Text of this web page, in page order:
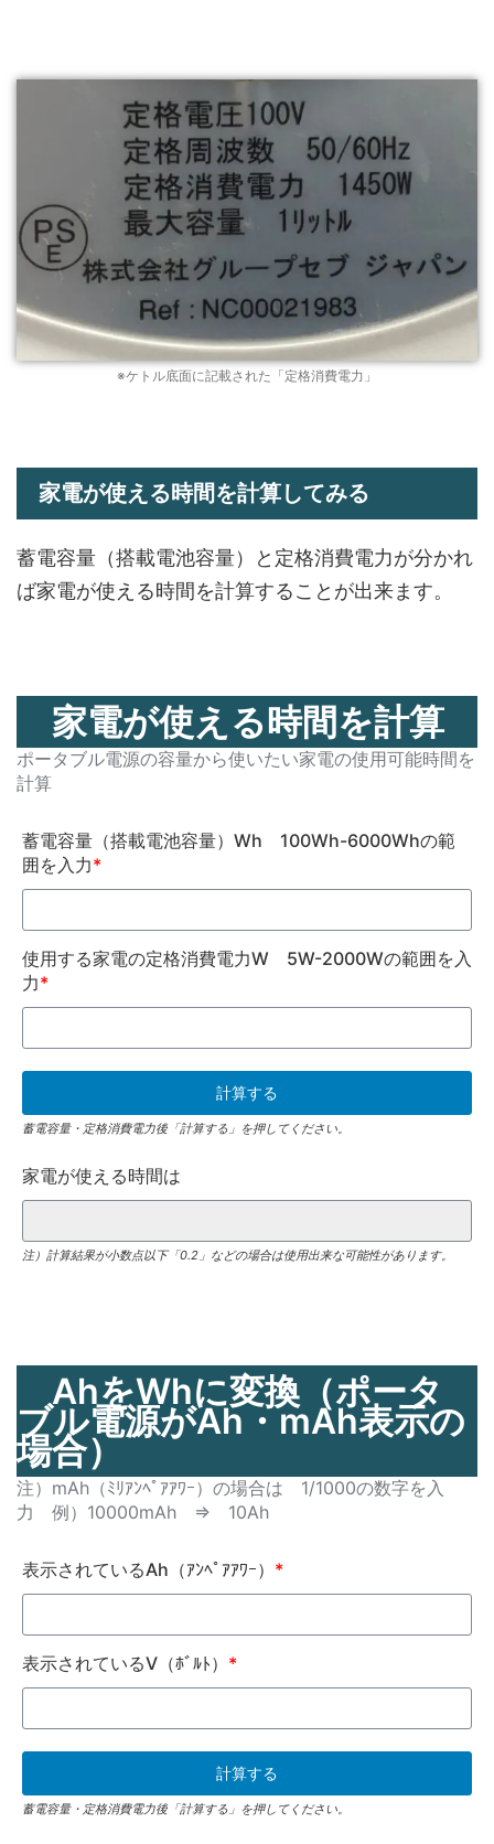
※ケトル底面に記載された「定格消費電力」
家電が使える時間を計算してみる
蓄電容量（搭載電池容量）と定格消費電力が分かれ
ば家電が使える時間を計算することが出来ます。
家電が使える時間を計算
ポータブル電源の容量から使いたい家電の使用可能時間を
計算
蓄電容量（搭載電池容量）Wh 100Wh-6000Whの範
囲を入力*
使用する家電の定格消費電力W 5W-2000Wの範囲を入
力*
蓄電容量・定格消費電力後「計算する」を押してください。
家電が使える時間は
注）計算結果が小数点以下「0.2」などの場合は使用出来な可能性があります。
AhをWhに変換（ポータ
ブル電源がAh・mAh表示の
場合）
注）mAh（ﾐﾘｱﾝﾍﾟｱｱﾜｰ）の場合は 1/1000の数字を入
力 例）10000mAh ⇒ 10Ah
表示されているAh（ｱﾝﾍﾟｱｱﾜｰ） *
表示されているV（ﾎﾞﾙﾄ） *
蓄電容量・定格消費電力後「計算する」を押してください。